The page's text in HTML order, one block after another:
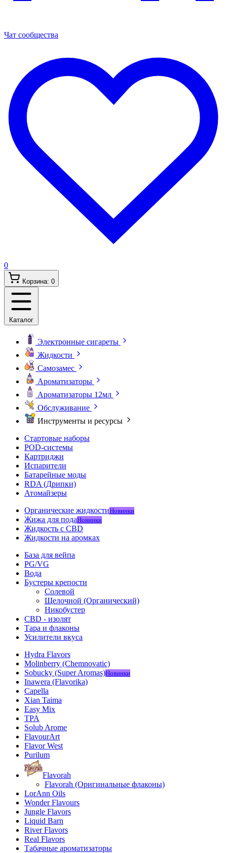
Чат сообщества
0
Корзина: 0
Каталог
Электронные сигареты
Жидкости
Самозамес
Ароматизаторы
Ароматизаторы 12мл
Обслуживание
Инструменты и ресурсы
Стартовые наборы
POD-системы
Картриджи
Испарители
Батарейные моды
RDA (Дрипки)
Атомайзеры
Органические жидкостиНовинки
Жижа для подаНовинки
Жидкость с CBD
Жидкости на аромках
База для вейпа
PG/VG
Вода
Бустеры крепости
Солевой
Щелочной (Органический)
Никобустер
CBD - изолят
Тара и флаконы
Усилители вкуса
Hydra Flavors
Molinberry (Chemnovatic)
Sobucky (Super Aromas)Новинки
Inawera (Flavorika)
Capella
Xian Taima
Easy Mix
TPA
Solub Arome
FlavourArt
Flavor West
Purilum
Flavorah
Flavorah (Оригинальные флаконы)
LorAnn Oils
Wonder Flavours
Jungle Flavors
Liquid Barn
River Flavors
Real Flavors
Табачные ароматизаторы